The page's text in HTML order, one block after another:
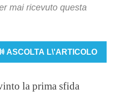
mai ricevuto questa
ASCOLTA L\'ARTICOLO
la prima sfida